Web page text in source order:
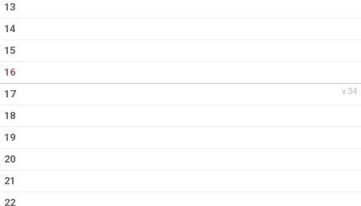
13
14
15
16
v.34
17
18
19
20
21
22